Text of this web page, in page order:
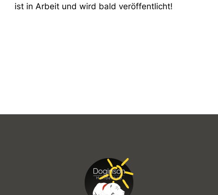
ist in Arbeit und wird bald veröffentlicht!